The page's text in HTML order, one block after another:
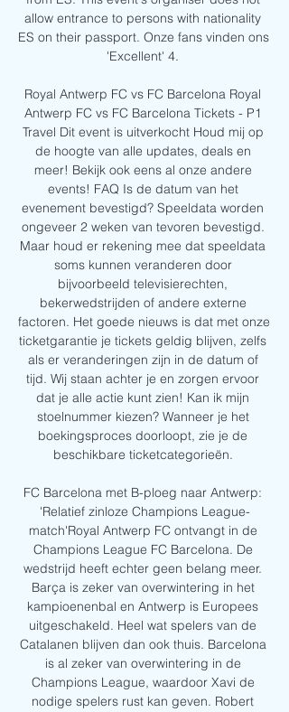
allow entrance to persons with nationality
ES on their passport. Onze fans vinden ons
'Excellent' 4.
Royal Antwerp FC vs FC Barcelona﻿ Royal
Antwerp FC vs FC Barcelona Tickets - P1
Travel Dit event is uitverkocht Houd mij op
de hoogte van alle updates, deals en
meer! Bekijk ook eens al onze andere
events! FAQ Is de datum van het
evenement bevestigd? Speeldata worden
ongeveer 2 weken van tevoren bevestigd.
Maar houd er rekening mee dat speeldata
soms kunnen veranderen door
bijvoorbeeld televisierechten,
bekerwedstrijden of andere externe
factoren. Het goede nieuws is dat met onze
ticketgarantie je tickets geldig blijven, zelfs
als er veranderingen zijn in de datum of
tijd. Wij staan achter je en zorgen ervoor
dat je alle actie kunt zien! Kan ik mijn
stoelnummer kiezen? Wanneer je het
boekingsproces doorloopt, zie je de
beschikbare ticketcategorieën.
FC Barcelona met B-ploeg naar Antwerp:
'Relatief zinloze Champions League-
match'Royal Antwerp FC ontvangt in de
Champions League FC Barcelona. De
wedstrijd heeft echter geen belang meer.
Barça is zeker van overwintering in het
kampioenenbal en Antwerp is Europees
uitgeschakeld. Heel wat spelers van de
Catalanen blijven dan ook thuis. Barcelona
is al zeker van overwintering in de
Champions League, waardoor Xavi de
nodige spelers rust kan geven. Robert